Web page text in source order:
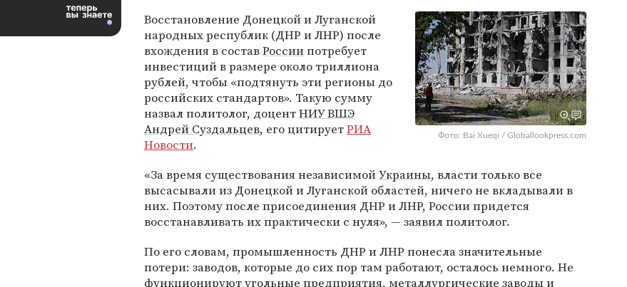
Фото: Bai Xueqi / Globallookpress.com
Восстановление Донецкой и Луганской
народных республик (ДНР и ЛНР) после
вхождения в составРоссиипотребует
инвестиций в размере около триллиона
рублей, чтобы «подтянуть эти регионы до
российских стандартов». Такую сумму
назвал политолог, доцентНИУ ВШЭ
Андрей Суздальцев, его цитируетРИА
Новости.
«За время существования независимойУкраины, власти только все
высасывали из Донецкой и Луганской областей, ничего не вкладывали в
них. Поэтому после присоединения ДНР и ЛНР, России придется
восстанавливать их практически с нуля», — заявил политолог.
По его словам, промышленность ДНР и ЛНР понесла значительные
потери: заводов, которые до сих пор там работают, осталось немного. Не
функционируют угольные предприятия, металлургические заводы и